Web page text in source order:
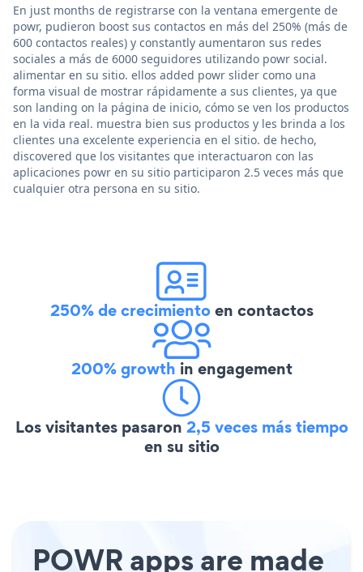
En just months de registrarse con la ventana emergente de
powr, pudieron boost sus contactos en más del 250% (más de
600 contactos reales) y constantly aumentaron sus redes
sociales a más de 6000 seguidores utilizando powr social.
alimentar en su sitio. ellos added powr slider como una
forma visual de mostrar rápidamente a sus clientes, ya que
son landing on la página de inicio, cómo se ven los productos
en la vida real. muestra bien sus productos y les brinda a los
clientes una excelente experiencia en el sitio. de hecho,
discovered que los visitantes que interactuaron con las
aplicaciones powr en su sitio participaron 2.5 veces más que
cualquier otra persona en su sitio.
250% de crecimientoen contactos
200% growth in engagement
Los visitantes pasaron 2,5 veces más tiempo
en su sitio
POWR apps are made